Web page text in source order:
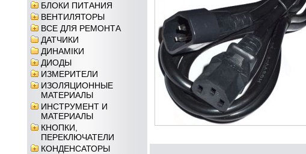
БЛОКИ ПИТАНИЯ
ВЕНТИЛЯТОРЫ
ВСЕ ДЛЯ РЕМОНТА
ДАТЧИКИ
ДИНАМІКИ
ДИОДЫ
ИЗМЕРИТЕЛИ
ИЗОЛЯЦИОННЫЕ
МАТЕРИАЛЫ
ИНСТРУМЕНТ И
МАТЕРИАЛЫ
КНОПКИ,
ПЕРЕКЛЮЧАТЕЛИ
КОНДЕНСАТОРЫ